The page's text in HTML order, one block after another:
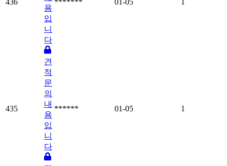
436
용
입
니
다
******* 01-05 1
435
견
적
문
의
내
용
입
니
다
****** 01-05 1